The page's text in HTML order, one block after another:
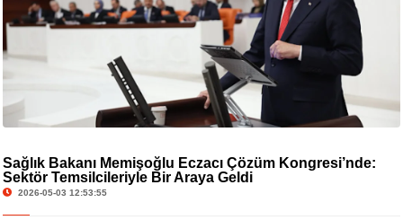
Sağlık Bakanı Memişoğlu Eczacı Çözüm Kongresi’nde:
Sektör Temsilcileriyle Bir Araya Geldi
2026-05-03 12:53:55